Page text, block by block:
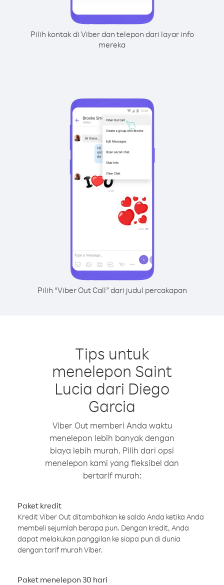
Pilih kontak di Viber dan telepon dari layar info
mereka
Pilih “Viber Out Call” dari judul percakapan
Tips untuk
menelepon Saint
Lucia dari Diego
Garcia
Viber Out memberi Anda waktu
menelepon lebih banyak dengan
biaya lebih murah. Pilih dari opsi
menelepon kami yang fleksibel dan
bertarif murah:
Paket kredit
Kredit Viber Out ditambahkan ke saldo Anda ketika Anda
membeli sejumlah berapa pun. Dengan kredit, Anda
dapat melakukan panggilan ke siapa pun di dunia
dengan tarif murah Viber.
Paket menelepon 30 hari